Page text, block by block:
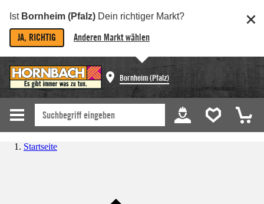
Ist Bornheim (Pfalz) Dein richtiger Markt?
JA, RICHTIG Anderen Markt wählen
Bornheim (Pfalz)
Startseite